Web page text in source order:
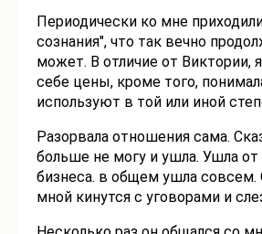
Периодически ко мне
сознания", что так вечно
может. В отличие от Виктории,
себе цены, кроме того,
используют в той или иной
Разорвала отношения сама.
больше не могу и ушла. Ушла от
бизнеса. в общем ушла совсем.
мной кинутся с уговорами и